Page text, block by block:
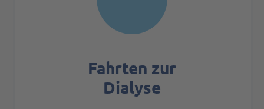
Fahrten zur
Dialyse